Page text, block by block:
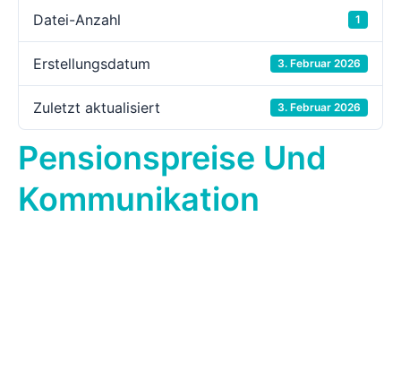
Mediathek
Kontakt
Partner
Account
Datei-Anzahl 1
Erstellungsdatum 3. Februar 2026
Zuletzt aktualisiert 3. Februar 2026
Pensionspreise Und
Kommunikation